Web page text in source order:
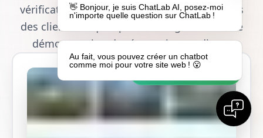
vérifications de disponibilité et les questions
des clients. Cliquez pour interagir avec notre
démonstration de réservation en direct.
👋 Bonjour, je suis ChatLab AI, posez-moi
n'importe quelle question sur ChatLab !
Au fait, vous pouvez créer un chatbot
comme moi pour votre site web ! 😮